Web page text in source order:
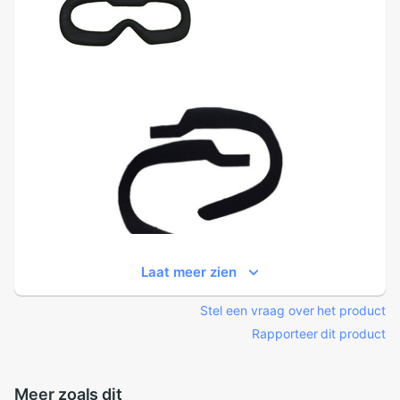
Laat meer zien
Stel een vraag over het product
Rapporteer dit product
Meer zoals dit